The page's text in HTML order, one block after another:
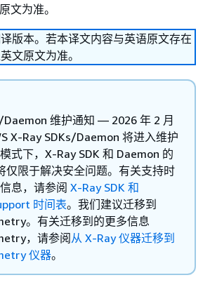
文为准。
版本。若本译文内容与英语原文存在
文原文为准。
Daemon 维护通知 — 2026 年 2 月
X-Ray SDKs/Daemon 将进入维护
式下，X-Ray SDK 和 Daemon 的
仅限于解决安全问题。有关支持时
息，请参阅 X-Ray SDK 和
时间表。我们建议迁移到
。有关迁移到的更多信息
，请参阅从 X-Ray 仪器迁移到
仪器。